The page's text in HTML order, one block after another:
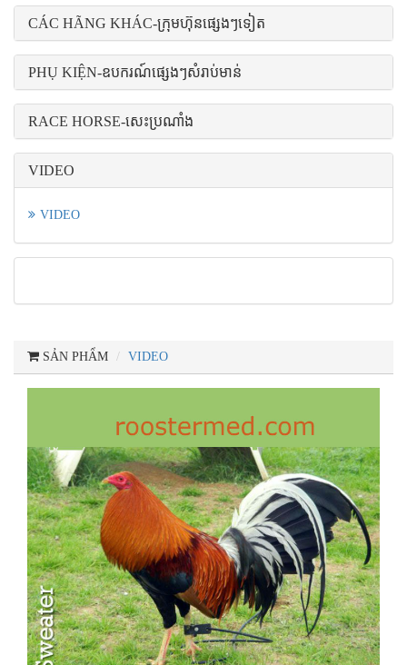
CÁC HÃNG KHÁC-ក្រុមហ៊ុនផ្សេងៗទៀត
PHỤ KIỆN-ឧបករណ៍ផ្សេងៗសំរាប់មាន់
RACE HORSE-សេះប្រណាំង
VIDEO
VIDEO
SẢN PHẨM VIDEO